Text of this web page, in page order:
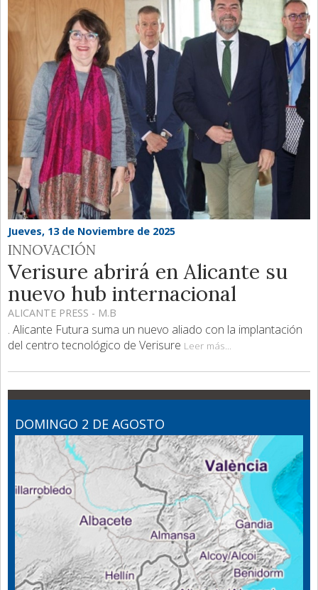
Jueves, 13 de Noviembre de 2025
INNOVACIÓN
Verisure abrirá en Alicante su
nuevo hub internacional
ALICANTE PRESS - M.B
. Alicante Futura suma un nuevo aliado con la implantación
del centro tecnológico de Verisure Leer más...
DOMINGO 2 DE AGOSTO